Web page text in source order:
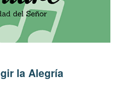
la Alegría